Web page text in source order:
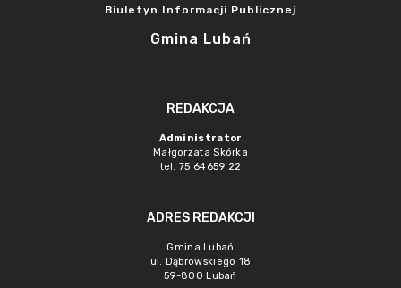
Biuletyn Informacji Publicznej
Gmina Lubań
REDAKCJA
Administrator
Małgorzata Skórka
tel. 75 64659 22
ADRES REDAKCJI
Gmina Lubań
ul. Dąbrowskiego 18
59-800 Lubań